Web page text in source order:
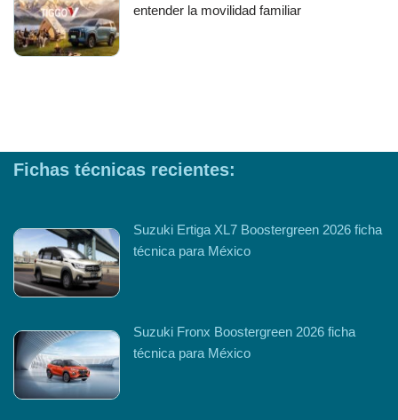
entender la movilidad familiar
Fichas técnicas recientes:
Suzuki Ertiga XL7 Boostergreen 2026 ficha
técnica para México
Suzuki Fronx Boostergreen 2026 ficha
técnica para México